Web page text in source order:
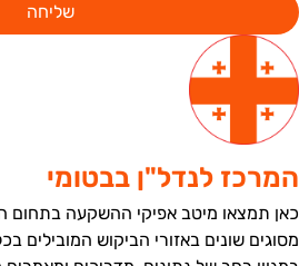
שליחה
לנדל"ן בבטומי
תמצאו מיטב אפיקי ההשקעה בתחום
שונים באזורי הביקוש המובילים